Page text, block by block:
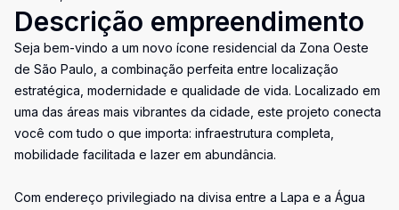
Descrição empreendimento
Seja bem-vindo a um novo ícone residencial da Zona Oeste
de São Paulo, a combinação perfeita entre localização
estratégica, modernidade e qualidade de vida. Localizado em
uma das áreas mais vibrantes da cidade, este projeto conecta
você com tudo o que importa: infraestrutura completa,
mobilidade facilitada e lazer em abundância.
Com endereço privilegiado na divisa entre a Lapa e a Água